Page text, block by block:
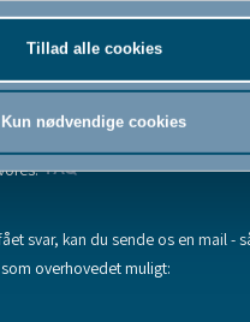
Tillad alle cookies
Kun nødvendige cookies
du søgte, eller har du flere
FAQ
svar, kan du sende os en mail -
overhovedet muligt: